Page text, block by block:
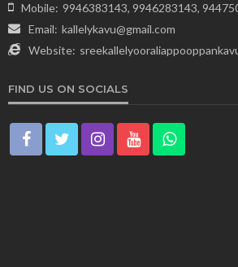
Mobile: 9946383143, 9946283143,
Email: kallelykavu@gmail.com
Website:
FIND US ON SOCIALS